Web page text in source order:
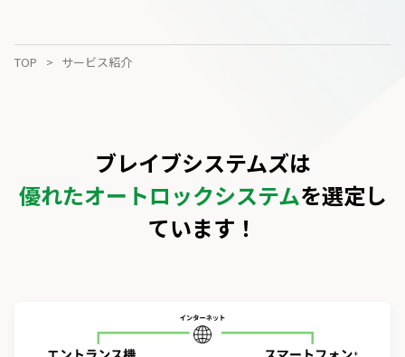
TOP サービス紹介
ブレイブシステムズは
優れたオートロックシステムを選定し
ています！